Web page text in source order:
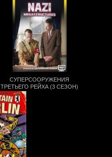
СУПЕРСООРУЖЕНИЯ
ТРЕТЬЕГО РЕЙХА (3 СЕЗОН)